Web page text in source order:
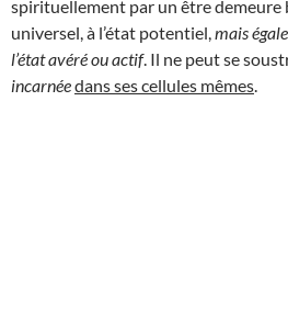
spirituellement par un être demeure
universel, à l’état potentiel, mais
l’état avéré ou actif. Il ne peut se
incarnéedans ses cellules mêmes